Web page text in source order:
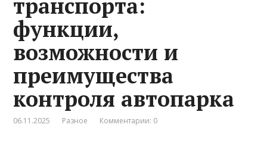
транспорта:
функции,
возможности и
преимущества
контроля автопарка
06.11.2025 Разное Комментарии: 0